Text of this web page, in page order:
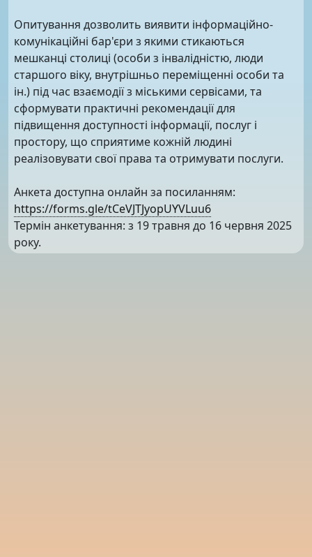
Опитування дозволить виявити інформаційно-
комунікаційні бар'єри з якими стикаються
мешканці столиці (особи з інвалідністю, люди
старшого віку, внутрішньо переміщенні особи та
ін.) під час взаємодії з міськими сервісами, та
сформувати практичні рекомендації для
підвищення доступності інформації, послуг і
простору, що сприятиме кожній людині
реалізовувати свої права та отримувати послуги.
Анкета доступна онлайн за посиланням:
https://forms.gle/tCeVJTJyopUYVLuu6
Термін анкетування: з 19 травня до 16 червня 2025
року.